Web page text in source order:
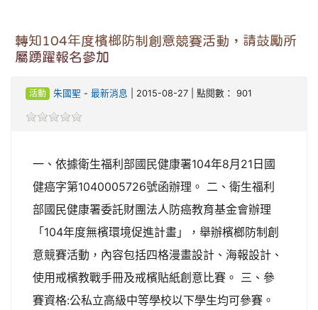
轉知104年度檳榔防制創意競賽活動，請鼓勵所
屬踴躍報名參加
活動 朱國聖 - 最新消息 | 2015-08-27 | 點閱數： 901
一、依據衛生福利部國民健康署104年8月21日國
健癌字第1040005726號函辦理。 二、衛生福利
部國民健康署委託財團法人防癌教育基金會辦理
「104年度無檳環境促進計畫」，舉辦檳榔防制創
意競賽活動，內容包括四格漫畫設計、海報設計、
使用戒檳教戰手冊及戒檳貼紙創意比賽。 三、參
賽資格:公私立高級中等學校以下學生均可參賽。